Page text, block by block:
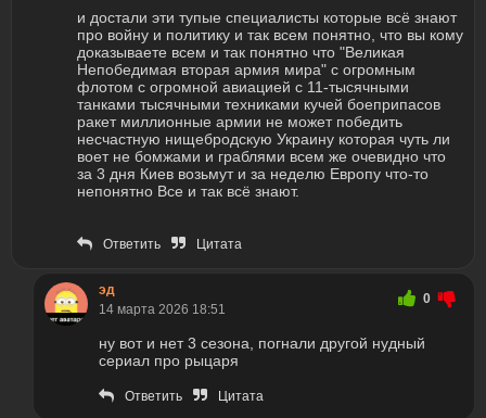
и достали эти тупые специалисты которые всё знают
про войну и политику и так всем понятно, что вы кому
доказываете всем и так понятно что "Великая
Непобедимая вторая армия мира" с огромным
флотом с огромной авиацией с 11-тысячными
танками тысячными техниками кучей боеприпасов
ракет миллионные армии не может победить
несчастную нищебродскую Украину которая чуть ли
воет не бомжами и граблями всем же очевидно что
за 3 дня Киев возьмут и за неделю Европу что-то
непонятно Все и так всё знают.
Ответить Цитата
эд
14 марта 2026 18:51
0
ну вот и нет 3 сезона, погнали другой нудный
сериал про рыцаря
Ответить Цитата